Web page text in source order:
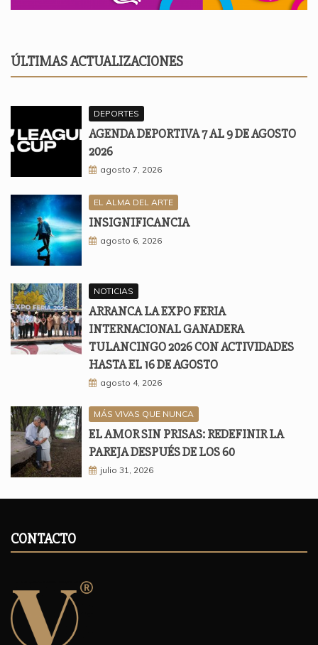
ÚLTIMAS ACTUALIZACIONES
DEPORTES
AGENDA DEPORTIVA 7 AL 9 DE AGOSTO
2026
agosto 7, 2026
EL ALMA DEL ARTE
INSIGNIFICANCIA
agosto 6, 2026
NOTICIAS
ARRANCA LA EXPO FERIA
INTERNACIONAL GANADERA
TULANCINGO 2026 CON ACTIVIDADES
HASTA EL 16 DE AGOSTO
agosto 4, 2026
MÁS VIVAS QUE NUNCA
EL AMOR SIN PRISAS: REDEFINIR LA
PAREJA DESPUÉS DE LOS 60
julio 31, 2026
CONTACTO